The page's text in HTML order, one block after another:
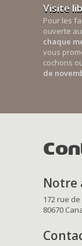
Visite
Pour les
ouverte
chaque
vous
cochons
de
Notre
172 rue
80670